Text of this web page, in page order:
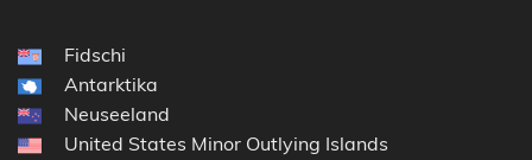
Fidschi
Antarktika
Neuseeland
United States Minor Outlying Islands